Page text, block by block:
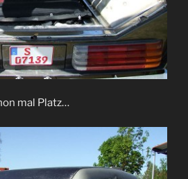
mal Platz…